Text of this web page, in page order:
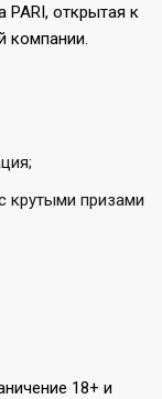
PARI, открытая к
компании.
крутыми призами
18+ и